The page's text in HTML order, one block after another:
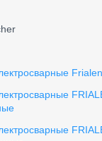
Frialen